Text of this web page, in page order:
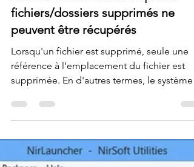
Krigou Schnider
21 janv.
2 min de lecture
Permadelete s'assurent que les
fichiers/dossiers supprimés ne
peuvent être récupérés
Lorsqu'un fichier est supprimé, seule une
de fichiers oublie l'existence du fichier.
les données réelles, les 0 et les 1, restent